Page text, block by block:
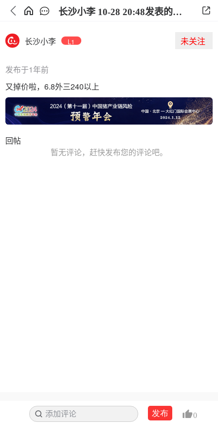
长沙小李 10-28 20:48发表的观点
长沙小李 L1 未关注
发布于1年前
又掉价啦，6.8外三240以上
回帖
暂无评论，赶快发布您的评论吧。
添加评论 搜索发布 0